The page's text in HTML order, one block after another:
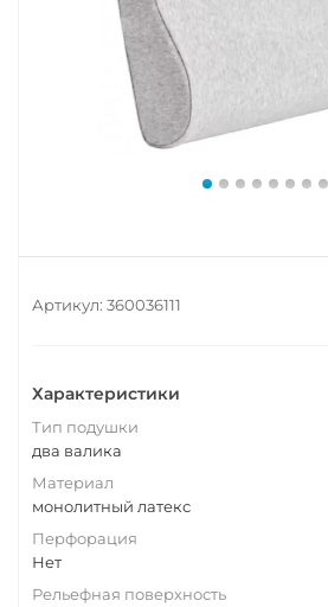
Артикул: 360036111
Характеристики
Тип подушки
два валика
Материал
монолитный латекс
Перфорация
Нет
Рельефная поверхность